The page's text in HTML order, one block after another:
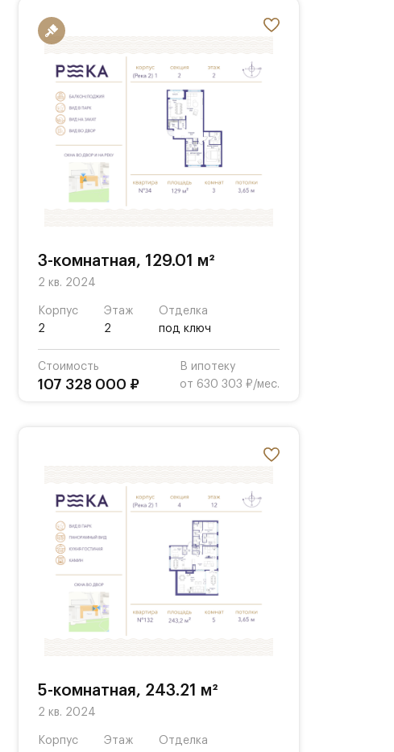
3-комнатная, 129.01 м²
2 кв. 2024
Корпус
2
Этаж
2
Отделка
под ключ
Стоимость
107 328 000 ₽
В ипотеку
от 630 303 ₽/мес.
5-комнатная, 243.21 м²
2 кв. 2024
Корпус
Этаж
Отделка